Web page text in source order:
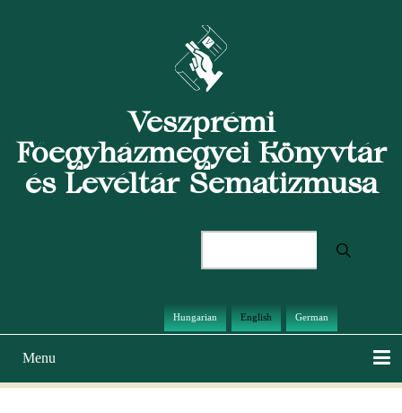
Veszprémi
Főegyházmegyei Könyvtár
és Levéltár Sematizmusa
Hungarian English German
Main
navigation
Menu